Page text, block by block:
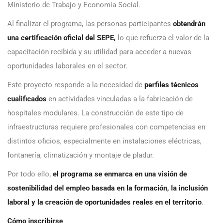
Ministerio de Trabajo y Economía Social.
Al finalizar el programa, las personas participantes obtendrán
una certificación oficial del SEPE, lo que refuerza el valor de la
capacitación recibida y su utilidad para acceder a nuevas
oportunidades laborales en el sector.
Este proyecto responde a la necesidad de perfiles técnicos
cualificados en actividades vinculadas a la fabricación de
hospitales modulares. La construcción de este tipo de
infraestructuras requiere profesionales con competencias en
distintos oficios, especialmente en instalaciones eléctricas,
fontanería, climatización y montaje de pladur.
Por todo ello, el programa se enmarca en una visión de
sostenibilidad del empleo basada en la formación, la inclusión
laboral y la creación de oportunidades reales en el territorio.
Cómo inscribirse